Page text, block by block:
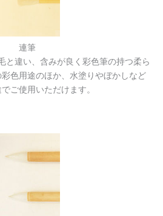
連筆
と違い、含みが良く彩色筆の持つ柔ら
色用途のほか、水塗りやぼかしなど
ご使用いただけます。